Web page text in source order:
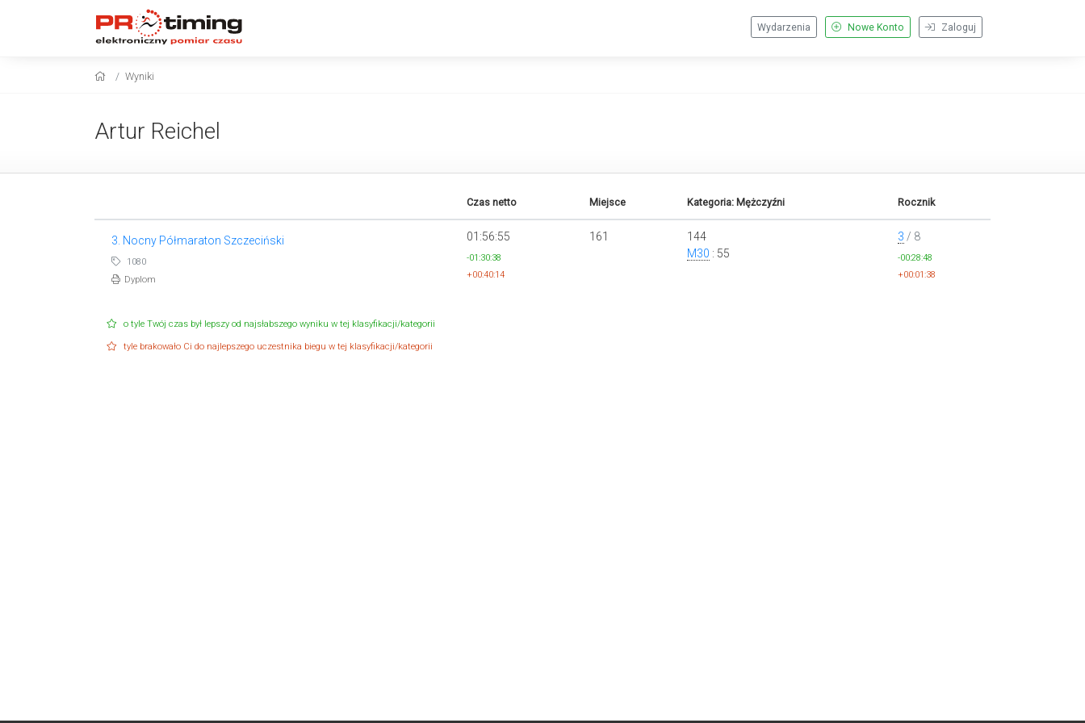
Zaloguj
Nowe Konto
Wydarzenia
Wyniki
Artur Reichel
Czas netto Miejsce Kategoria: Mężczyźni Rocznik
3. Nocny Półmaraton Szczeciński
1080
Dyplom
01:56:55
-01:30:38
+00:40:14
161
144
M30 : 55
3 / 8
-00:28:48
+00:01:38
o tyle Twój czas był lepszy od najsłabszego wyniku w tej klasyfikacji/kategorii
tyle brakowało Ci do najlepszego uczestnika biegu w tej klasyfikacji/kategorii